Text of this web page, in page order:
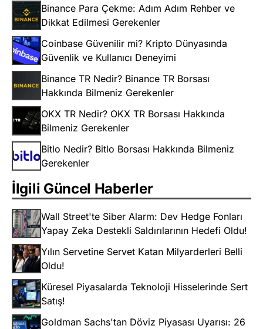
Binance Para Çekme: Adım Adım Rehber ve
Dikkat Edilmesi Gerekenler
Coinbase Güvenilir mi? Kripto Dünyasında
Güvenlik ve Kullanıcı Deneyimi
Binance TR Nedir? Binance TR Borsası
Hakkında Bilmeniz Gerekenler
OKX TR Nedir? OKX TR Borsası Hakkında
Bilmeniz Gerekenler
Bitlo Nedir? Bitlo Borsası Hakkında Bilmeniz
Gerekenler
İlgili Güncel Haberler
Wall Street'te Siber Alarm: Dev Hedge Fonları
Yapay Zeka Destekli Saldırılarının Hedefi Oldu!
Yılın Servetine Servet Katan Milyarderleri Belli
Oldu!
Küresel Piyasalarda Teknoloji Hisselerinde Sert
Satış!
Goldman Sachs'tan Döviz Piyasası Uyarısı: 26